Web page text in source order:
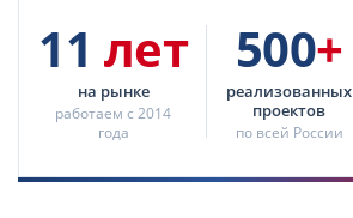
11 лет
на рынке
работаем с 2014
года
500+
реализованных
проектов
по всей России